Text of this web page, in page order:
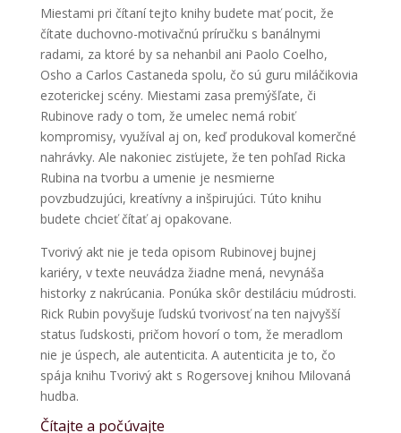
Miestami pri čítaní tejto knihy budete mať pocit, že
čítate duchovno-motivačnú príručku s banálnymi
radami, za ktoré by sa nehanbil ani Paolo Coelho,
Osho a Carlos Castaneda spolu, čo sú guru miláčikovia
ezoterickej scény. Miestami zasa premýšľate, či
Rubinove rady o tom, že umelec nemá robiť
kompromisy, využíval aj on, keď produkoval komerčné
nahrávky. Ale nakoniec zisťujete, že ten pohľad Ricka
Rubina na tvorbu a umenie je nesmierne
povzbudzujúci, kreatívny a inšpirujúci. Túto knihu
budete chcieť čítať aj opakovane.
Tvorivý akt nie je teda opisom Rubinovej bujnej
kariéry, v texte neuvádza žiadne mená, nevynáša
historky z nakrúcania. Ponúka skôr destiláciu múdrosti.
Rick Rubin povyšuje ľudskú tvorivosť na ten najvyšší
status ľudskosti, pričom hovorí o tom, že meradlom
nie je úspech, ale autenticita. A autenticita je to, čo
spája knihu Tvorivý akt s Rogersovej knihou Milovaná
hudba.
Čítajte a počúvajte